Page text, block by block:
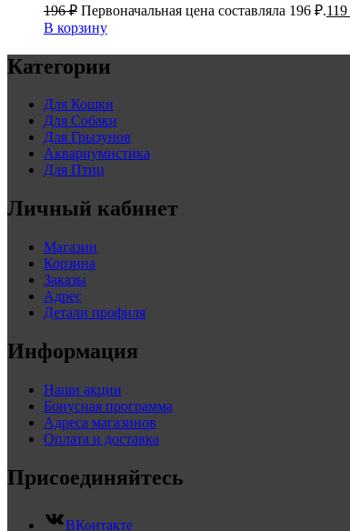
196₽ Первоначальная цена составляла 196 ₽.119
В корзину
Категории
Для Кошки
Для Собаки
Для Грызунов
Аквариумистика
Для Птиц
Личный кабинет
Магазин
Корзина
Заказы
Адрес
Детали профиля
Информация
Наши акции
Бонусная программа
Адреса магазинов
Оплата и доставка
Присоединяйтесь
ВКонтакте